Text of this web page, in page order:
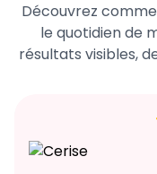
Découvrez
le quotidien de
résultats visibles,